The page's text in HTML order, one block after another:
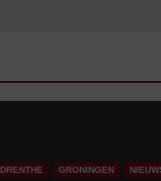
DRENTHE GRONINGEN